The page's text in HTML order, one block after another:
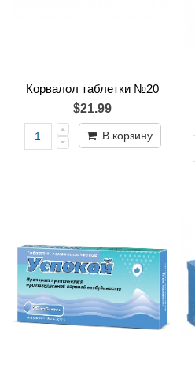
Корвалол таблетки №20
$21.99
В корзину